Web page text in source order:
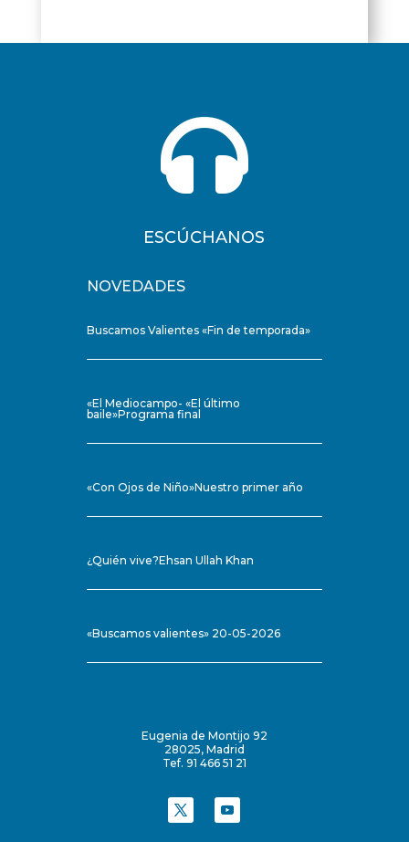

ESCÚCHANOS
NOVEDADES
Buscamos Valientes «Fin de temporada»
«El Mediocampo- «El último
baile»Programa final
«Con Ojos de Niño»Nuestro primer año
¿Quién vive?Ehsan Ullah Khan
«Buscamos valientes» 20-05-2026
Eugenia de Montijo 92
28025, Madrid
Tef. 91 466 51 21